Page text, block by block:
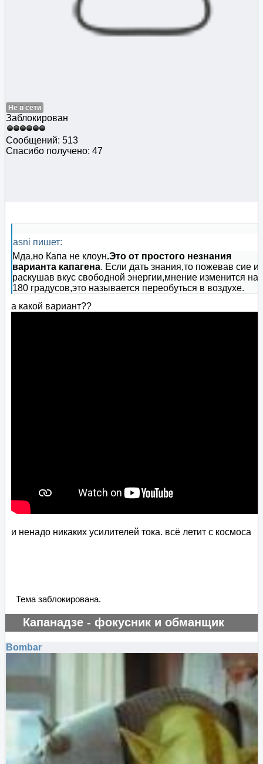
Не в сети
Заблокирован
Сообщений: 513
Спасибо получено: 47
asni пишет:
Мда,но Капа не клоун.Это от простого незнания
варианта капагена. Если дать знания,то пожевав сие и
раскушав вкус свободной энергии,мнение изменится на
180 градусов,это называется переобуться в воздухе.
а какой вариант??
и ненадо никаких усилителей тока. всё летит с космоса
Тема заблокирована.
Капанадзе - фокусник и обманщик
Bombar